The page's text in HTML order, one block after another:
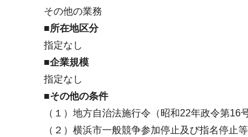
その他の業務
■所在地区分
指定なし
■企業規模
指定なし
■その他の条件
（１）地方自治法施行令（昭和22年政令第16
（２）横浜市一般競争参加停止及び指名停止